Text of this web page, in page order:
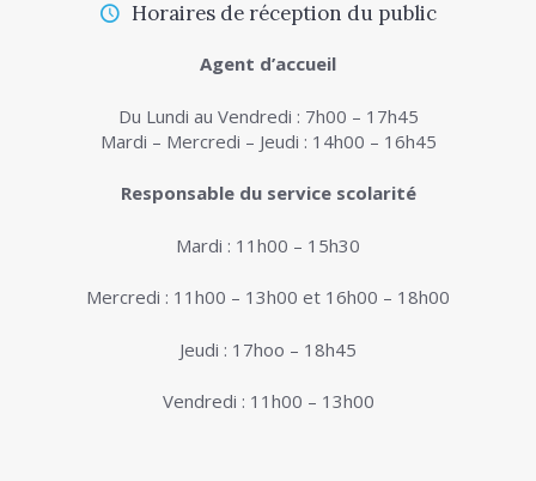
Horaires de réception du public
Agent d’accueil
Du Lundi au Vendredi : 7h00 – 17h45
Mardi – Mercredi – Jeudi : 14h00 – 16h45
Responsable du service scolarité
Mardi : 11h00 – 15h30
Mercredi : 11h00 – 13h00 et 16h00 – 18h00
Jeudi : 17hoo – 18h45
Vendredi : 11h00 – 13h00